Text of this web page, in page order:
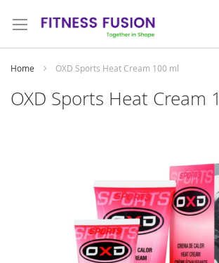
direct
door
naar
de
inhoud
Home OXD Sports Heat Cream 100 ml
OXD Sports Heat Cream